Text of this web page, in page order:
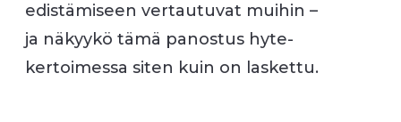
edistämiseen vertautuvat muihin –
ja näkyykö tämä panostus hyte-
kertoimessa siten kuin on laskettu.